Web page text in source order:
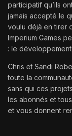
participatif qu’ils
jamais accepté le
voulu déjà en tirer
Imperium Games
: le
Chris et Sandi
toute la
sans qui ces
les abonnés et
et vous donnent